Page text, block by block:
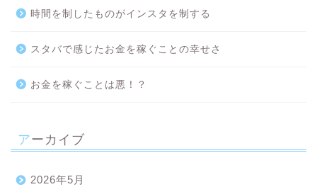
時間を制したものがインスタを制する
スタバで感じたお金を稼ぐことの幸せさ
お金を稼ぐことは悪！？
アーカイブ
2026年5月